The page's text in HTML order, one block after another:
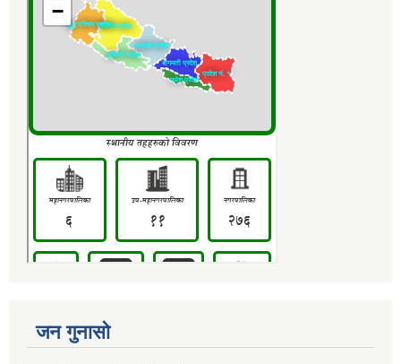
जन गुनासो